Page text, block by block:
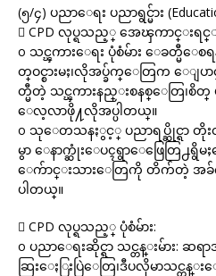
(၅/၄) ပညာေရး ပညာရွင္မ်ား
 CPD လုပ္ရသည့္ အေၾကာင္းရင္း
o သင္ၾကားေရး ပုံစံမ်ား ေခတ္မီေ
တ္ဝင္စားမႈ၊လိုအပ္ခ်က္ေတြက ေ
တ္မီတဲ့ သင္ၾကားနည္းစနစ္ေတြ၊စိ
ေလ့လာဖို႔လိုအပ္ပါတယ္။
o သုေတသနႏွင့္ ပညာရပ္ဆိုင္ရာ တိုး
မွာ ေနာက္ဆုံးေပၚရွာေဖြေတြ႕
ေက်ာင္းသားေတြကို တိက်တဲ့ အခ်
ပါတယ္။
 CPD လုပ္ရသည့္ ပုံစံမ်ား:
o ပညာေရးဆိုင္ရာ သင္တန္းမ်ား:
ဆြးေႏြးပြဲေတြ၊ဒီပလိုမာသင္